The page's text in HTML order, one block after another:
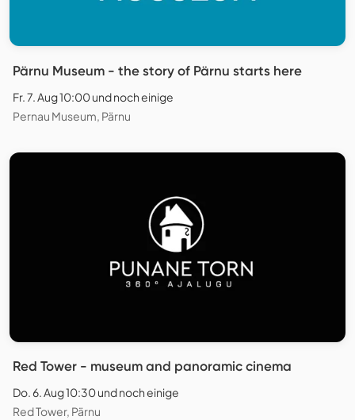
Pärnu Museum - the story of Pärnu starts here
Fr. 7. Aug 10:00 und noch einige
Pernau Museum, Pärnu
Red Tower - museum and panoramic cinema
Do. 6. Aug 10:30 und noch einige
Red Tower, Pärnu